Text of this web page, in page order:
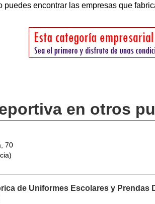
puedes encontrar las empresas que
en otros
70
de Uniformes Escolares y Prendas